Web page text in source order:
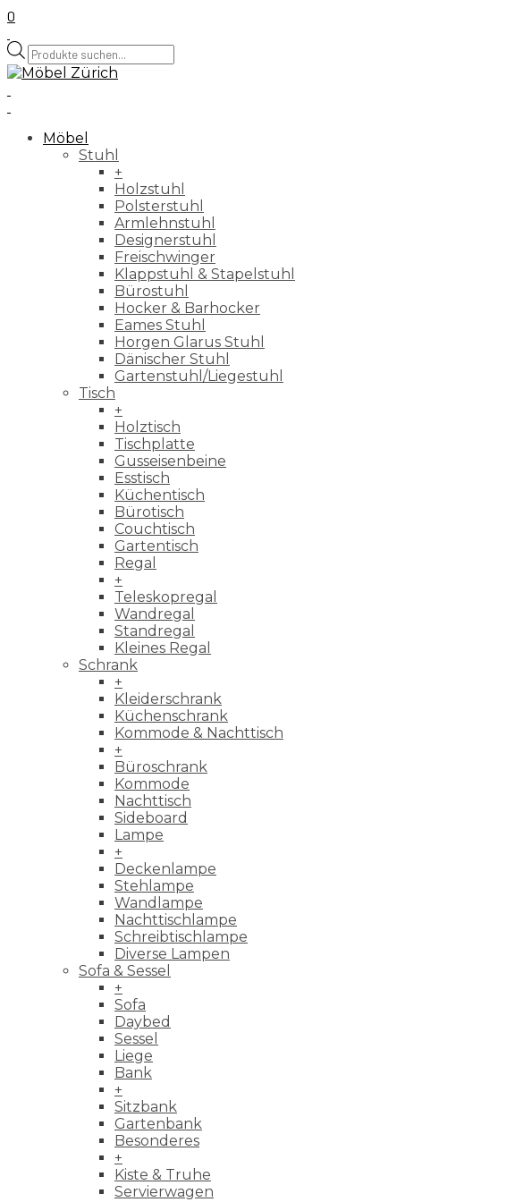
0
Products
search
Möbel
Stuhl
+
Holzstuhl
Polsterstuhl
Armlehnstuhl
Designerstuhl
Freischwinger
Klappstuhl & Stapelstuhl
Bürostuhl
Hocker & Barhocker
Eames Stuhl
Horgen Glarus Stuhl
Dänischer Stuhl
Gartenstuhl/Liegestuhl
Tisch
+
Holztisch
Tischplatte
Gusseisenbeine
Esstisch
Küchentisch
Bürotisch
Couchtisch
Gartentisch
Regal
+
Teleskopregal
Wandregal
Standregal
Kleines Regal
Schrank
+
Kleiderschrank
Küchenschrank
Kommode & Nachttisch
+
Büroschrank
Kommode
Nachttisch
Sideboard
Lampe
+
Deckenlampe
Stehlampe
Wandlampe
Nachttischlampe
Schreibtischlampe
Diverse Lampen
Sofa & Sessel
+
Sofa
Daybed
Sessel
Liege
Bank
+
Sitzbank
Gartenbank
Besonderes
+
Kiste & Truhe
Servierwagen